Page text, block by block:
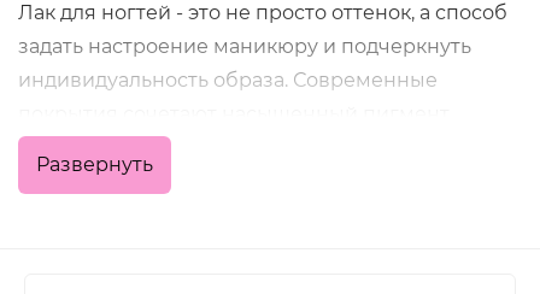
Лак для ногтей - это не просто оттенок, а способ
задать настроение маникюру и подчеркнуть
индивидуальность образа. Современные
удобное нанесение и хорошую стойкость, что
позволяет получить аккуратный результат как в
Развернуть